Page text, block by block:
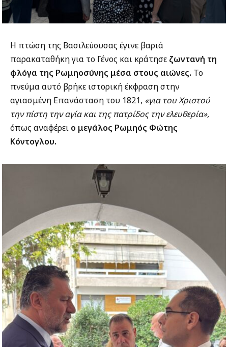
Η πτώση της Βασιλεύουσας έγινε βαριά
παρακαταθήκη για το Γένος και κράτησε ζωντανή τη
φλόγα της Ρωμηοσύνης μέσα στους αιώνες. Το
πνεύμα αυτό βρήκε ιστορική έκφραση στην
αγιασμένη Επανάσταση του 1821, «για του Χριστού
την πίστη την αγία και της πατρίδος την ελευθερία»,
όπως αναφέρει ο μεγάλος Ρωμηός Φώτης
Κόντογλου.